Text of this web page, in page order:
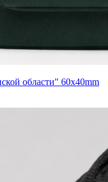
области" 60x40mm